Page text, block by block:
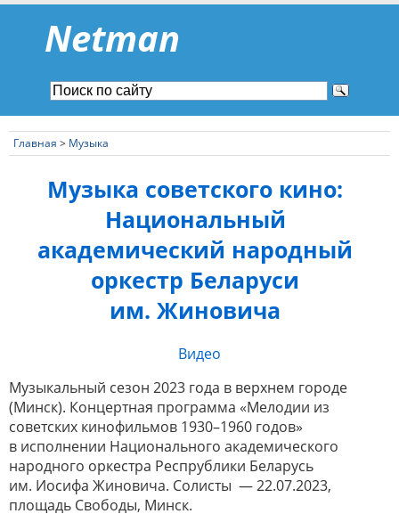
Netman
Главная > Музыка
Музыка советского кино:
Национальный
академический народный
оркестр Беларуси
им. Жиновича
Видео
Музыкальный сезон 2023 года в верхнем городе
(Минск). Концертная программа «Мелодии из
советских кинофильмов 1930–1960 годов»
в исполнении Национального академического
народного оркестра Респрублики Беларусь
им. Иосифа Жиновича. Солисты — 22.07.2023,
площадь Свободы, Минск.